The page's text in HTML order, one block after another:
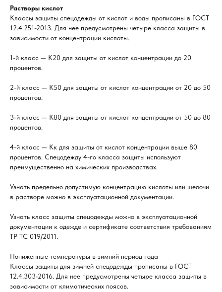
Растворы кислот
Классы защиты спецодежды от кислот и воды прописаны в ГОСТ
12.4.251-2013. Для нее предусмотрены четыре класса защиты в
зависимости от концентрации кислоты.
1-й класс — К20 для защиты от кислот концентрации до 20
процентов.
2-й класс — К50 для защиты от кислот концентрации от 20 до 50
процентов.
3-й класс — К80 для защиты от кислот концентрации от 50 до 80
процентов.
4-й класс — Кк для защиты от кислот концентрации выше 80
процентов. Спецодежду 4-го класса защиты используют
преимущественно на химических производствах.
Узнать предельно допустимую концентрацию кислоты или щелочи
в растворе можно в эксплуатационной документации.
Узнать класс защиты спецодежды можно в эксплуатационной
документации к одежде и сертификате соответствия требованиям
ТР ТС 019/2011.
Пониженные температуры в зимний период года
Классы защиты для зимней спецодежды прописаны в ГОСТ
12.4.303-2016. Для нее предусмотрены четыре класса защиты в
зависимости от климатических поясов.